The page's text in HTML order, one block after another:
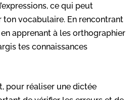
ce qui peut
vocabulaire. En rencontrant
apprenant à les orthographier
tes connaissances
pour réaliser une dictée